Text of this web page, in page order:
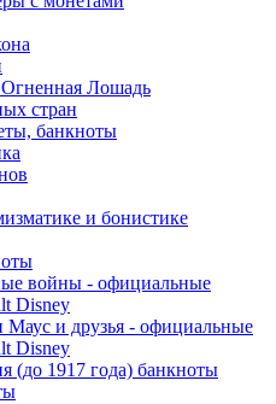
Огненная Лошадь
стран
банкноты
и бонистике
войны - официальные
Disney
и друзья - официальные
Disney
(до 1917 года) банкноты